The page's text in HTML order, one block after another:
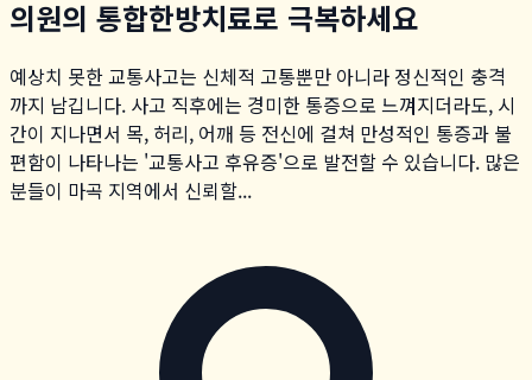
의원의 통합한방치료로 극복하세요
예상치 못한 교통사고는 신체적 고통뿐만 아니라 정신적인 충격
까지 남깁니다. 사고 직후에는 경미한 통증으로 느껴지더라도, 시
간이 지나면서 목, 허리, 어깨 등 전신에 걸쳐 만성적인 통증과 불
편함이 나타나는 '교통사고 후유증'으로 발전할 수 있습니다. 많은
분들이 마곡 지역에서 신뢰할...